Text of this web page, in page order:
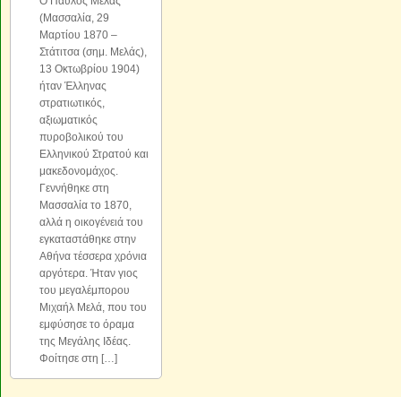
(Μασσαλία, 29
Μαρτίου 1870 –
Στάτιτσα (σημ. Μελάς),
13 Οκτωβρίου 1904)
ήταν Έλληνας
στρατιωτικός,
αξιωματικός
πυροβολικού του
Ελληνικού Στρατού και
μακεδονομάχος.
Γεννήθηκε στη
Μασσαλία το 1870,
αλλά η οικογένειά του
εγκαταστάθηκε στην
Αθήνα τέσσερα χρόνια
αργότερα. Ήταν γιος
του μεγαλέμπορου
Μιχαήλ Μελά, που του
εμφύσησε το όραμα
της Μεγάλης Ιδέας.
Φοίτησε στη […]